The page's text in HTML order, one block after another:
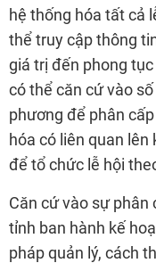
hệ thống hóa tất cả
thể truy cập thông
giá trị đến phong
có thể căn cứ vào
phương để phân
hóa có liên quan
để tổ chức lễ hội
Căn cứ vào sự phân
tỉnh ban hành kế
pháp quản lý, cách